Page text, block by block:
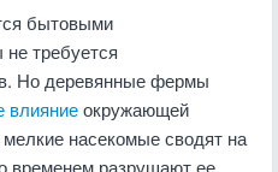
бытовыми
требуется
Но деревянные фермы
влияниеокружающей
насекомые сводят на
временем разрушают ее.